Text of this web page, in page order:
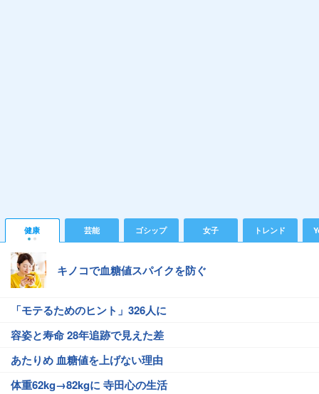
健康 芸能 ゴシップ 女子 トレンド
キノコで血糖値スパイクを防ぐ
「モテるためのヒント」326人に
容姿と寿命 28年追跡で見えた差
あたりめ 血糖値を上げない理由
体重62kg→82kgに 寺田心の生活